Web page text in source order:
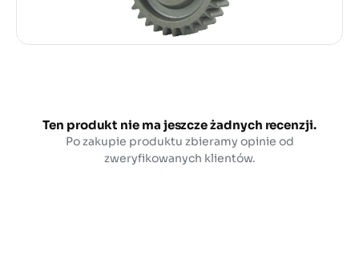
Ten produkt nie ma jeszcze żadnych recenzji.
Po zakupie produktu zbieramy opinie od
zweryfikowanych klientów.